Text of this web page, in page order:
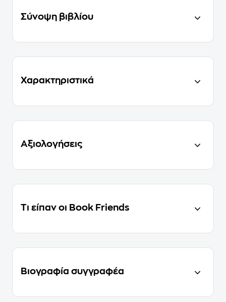
Σύνοψη βιβλίου
Χαρακτηριστικά
Αξιολογήσεις
Τι είπαν οι Book Friends
Βιογραφία συγγραφέα